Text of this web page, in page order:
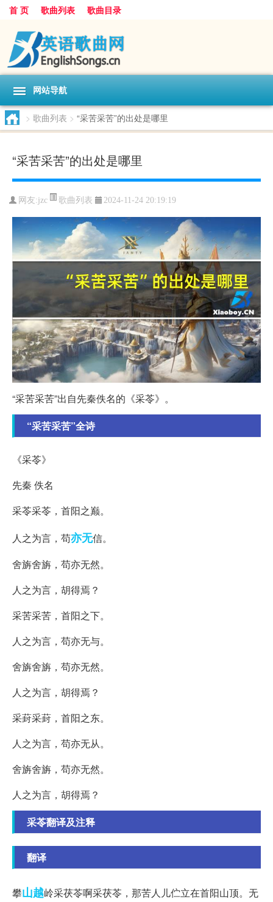
首 页 歌曲列表 歌曲目录
网站导航
> 歌曲列表 > “采苦采苦”的出处是哪里
“采苦采苦”的出处是哪里
网友:jzc 歌曲列表 2024-11-24 20:19:19
“采苦采苦”出自先秦佚名的《采苓》。
“采苦采苦”全诗
《采苓》
先秦 佚名
采苓采苓，首阳之巅。
人之为言，苟亦无信。
舍旃舍旃，苟亦无然。
人之为言，胡得焉？
采苦采苦，首阳之下。
人之为言，苟亦无与。
舍旃舍旃，苟亦无然。
人之为言，胡得焉？
采葑采葑，首阳之东。
人之为言，苟亦无从。
舍旃舍旃，苟亦无然。
人之为言，胡得焉？
采苓翻译及注释
翻译
攀山越岭采茯苓啊采茯苓，那苦人儿伫立在首阳山顶。无